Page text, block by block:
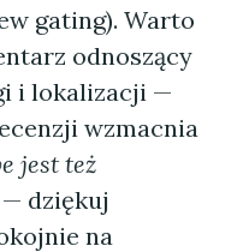
gating). Warto
odnoszący
i lokalizacji —
wzmacnia
jest też
— dziękuj
na